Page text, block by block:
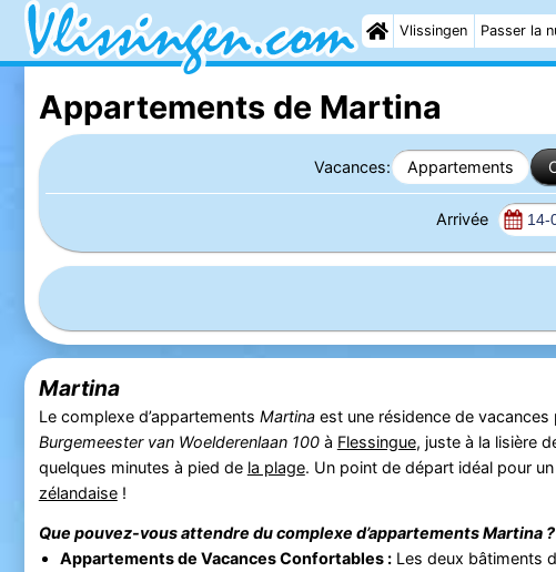
Vlissingen Passer la
Appartements de Martina
Vacances: Appartements
Arrivée
Martina
Le complexe d’appartements Martinaest une résidence de vacances
Burgemeester van Woelderenlaan 100à Flessingue, juste à la lisière
quelques minutes à pied de la plage. Un point de départ idéal pour
zélandaise!
Que pouvez-vous attendre du complexe d’appartementsMartina?
Appartements de Vacances Confortables :Les deux bâtiments